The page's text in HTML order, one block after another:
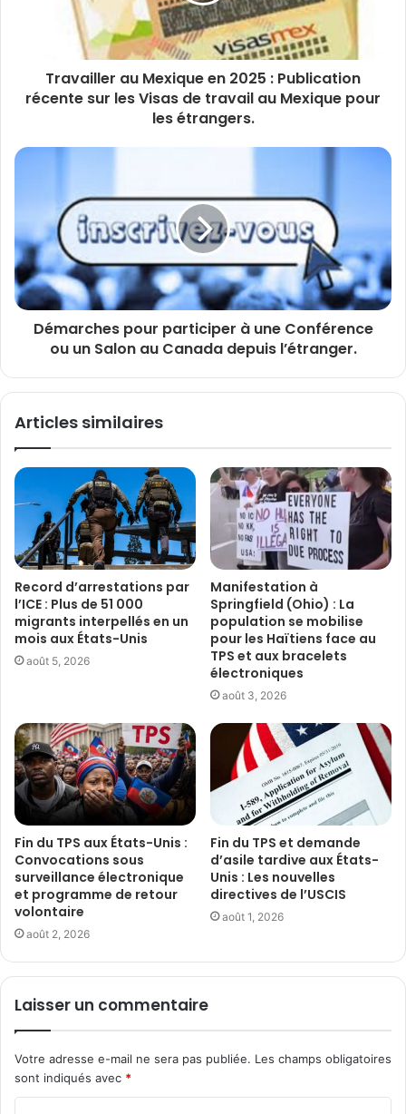
Travailler au Mexique en 2025 : Publication
récente sur les Visas de travail au Mexique pour
les étrangers.
Démarches pour participer à une Conférence
ou un Salon au Canada depuis l’étranger.
Articles similaires
Record d’arrestations par
l’ICE : Plus de 51 000
migrants interpellés en un
mois aux États-Unis
août 5, 2026
Manifestation à
Springfield (Ohio) : La
population se mobilise
pour les Haïtiens face au
TPS et aux bracelets
électroniques
août 3, 2026
Fin du TPS aux États-Unis :
Convocations sous
surveillance électronique
et programme de retour
volontaire
août 2, 2026
Fin du TPS et demande
d’asile tardive aux États-
Unis : Les nouvelles
directives de l’USCIS
août 1, 2026
Laisser un commentaire
Votre adresse e-mail ne sera pas publiée. Les champs obligatoires
sont indiqués avec *